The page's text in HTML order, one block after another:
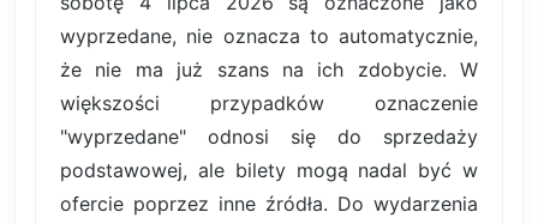
wyprzedane, nie oznacza to automatycznie,
że nie ma już szans na ich zdobycie. W
większości przypadków oznaczenie
"wyprzedane" odnosi się do sprzedaży
podstawowej, ale bilety mogą nadal być w
ofercie poprzez inne źródła. Do wydarzenia